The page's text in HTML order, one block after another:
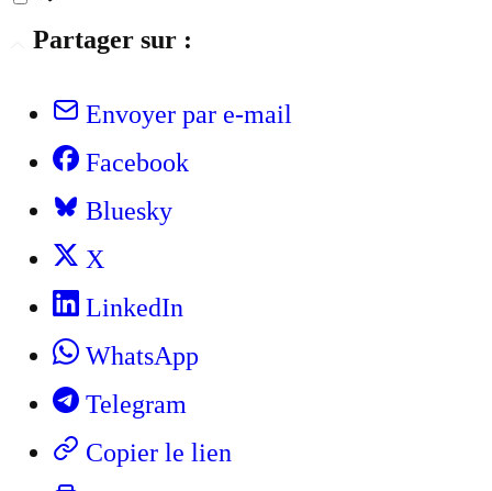
Partager sur :
Envoyer par e-mail
Facebook
Bluesky
X
LinkedIn
WhatsApp
Telegram
Copier le lien